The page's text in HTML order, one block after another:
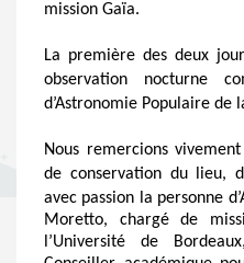
mission Gaïa.
La première des deux
observation nocturne
d’Astronomie Populaire de
Nous remercions
de conservation du lieu,
avec passion la personne
Moretto, chargé de
l’Université de